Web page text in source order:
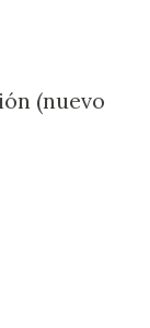
(nuevo